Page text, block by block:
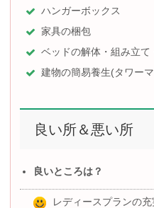
ハンガーボックス
家具の梱包
ベッドの解体・組み立て
建物の簡易養生(タワー
良い所＆悪い所
良いところは？
レディースプランの